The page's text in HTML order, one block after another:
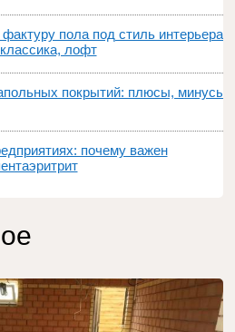
пола под стиль интерьера:
лофт
покрытий: плюсы, минусы,
почему важен